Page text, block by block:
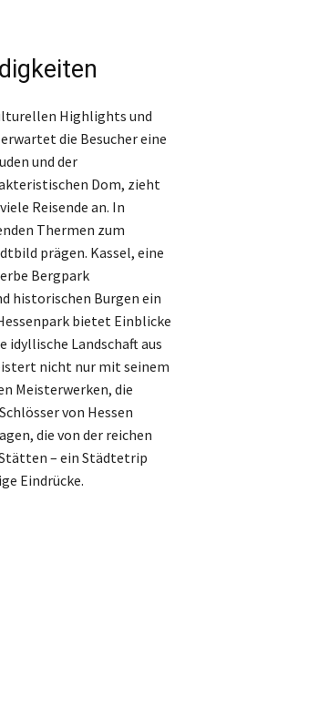
Highlights und
die Besucher eine
und der
Dom, zieht
Reisende an. In
Thermen zum
prägen. Kassel, eine
Bergpark
historischen Burgen ein
bietet Einblicke
idyllische Landschaft aus
nicht nur mit seinem
Meisterwerken, die
von Hessen
die von der reichen
– ein Städtetrip
Eindrücke.